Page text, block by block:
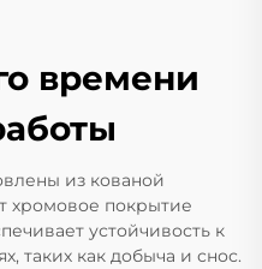
времени
из кованой
хромовое покрытие
устойчивость к
таких как добыча и снос.